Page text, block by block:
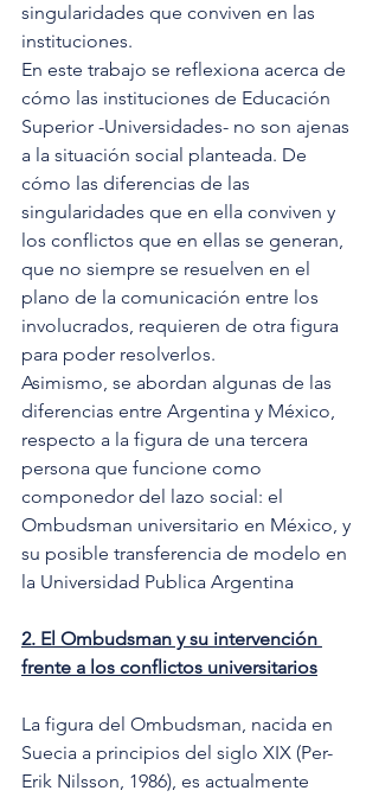
singularidades que conviven en las
instituciones.
En este trabajo se reflexiona acerca de
cómo las instituciones de Educación
Superior -Universidades- no son ajenas
a la situación social planteada. De
cómo las diferencias de las
singularidades que en ella conviven y
los conflictos que en ellas se generan,
que no siempre se resuelven en el
plano de la comunicación entre los
involucrados, requieren de otra figura
para poder resolverlos.
Asimismo, se abordan algunas de las
diferencias entre Argentina y México,
respecto a la figura de una tercera
persona que funcione como
componedor del lazo social: el
Ombudsman universitario en México, y
su posible transferencia de modelo en
la Universidad Publica Argentina
2. El Ombudsman y su intervención
frente a los conflictos universitarios
La figura del Ombudsman, nacida en
Suecia a principios del siglo XIX (Per-
Erik Nilsson, 1986), es actualmente